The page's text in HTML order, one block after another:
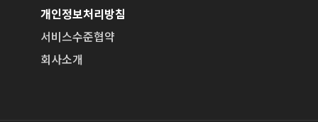
개인정보처리방침
서비스수준협약
회사소개